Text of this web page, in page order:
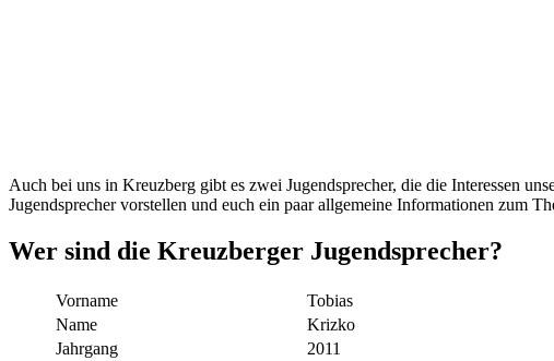
Auch bei uns in Kreuzberg gibt es zwei Jugendsprecher, die die Interessen
Jugendsprecher vorstellen und euch ein paar allgemeine Informationen zum
Wer sind die Kreuzberger Jugendsprecher?
Vorname
Tobias
Name
Krizko
Jahrgang
2011